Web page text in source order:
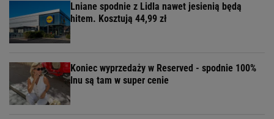
Lniane spodnie z Lidla nawet jesienią będą
hitem. Kosztują 44,99 zł
Koniec wyprzedaży w Reserved - spodnie 100%
lnu są tam w super cenie